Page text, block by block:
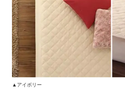
▲アイボリー